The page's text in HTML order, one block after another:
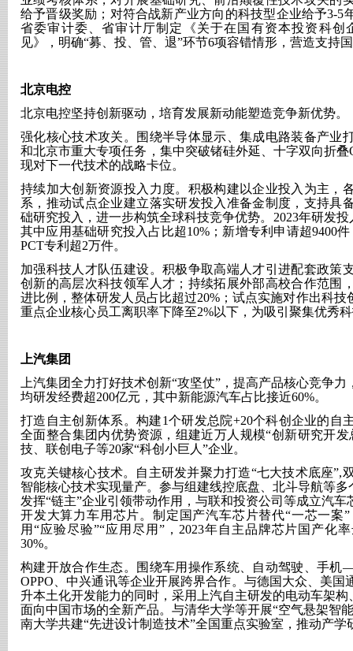
给予晋级奖励；对符合战新产业方向的科技型企业给予3-5
省委审计委、省审计厅制定《关于在国有资本投资科创
见》，明确“募、投、管、退”环节6项容错情形，营造支持
北京电控
北京电控坚持创新驱动，培育发展新动能塑造竞争新优势。
强化核心技术攻关。围绕半导体显示、集成电路装备产业
和北京市重大专项任务，集中突破锗硅外延、十字双向折叠
现对下一代技术的战略卡位。
持续加大创新资源投入力度。积极构建以企业投入为主，
系，推动试点企业建立落实研发投入准备金制度，支持具
础研究投入，进一步构筑全球科技竞争优势。 2023年研发
其中应用基础研究投入占比超10%；新增专利申请超9400
PCT专利超2万件。
加强科技人才队伍建设。积极争取高端人才引进配套政策
创新的高层次科技领军人才；持续拓展外部高校合作范围
进比例，整体研发人员占比超过20%；试点实施对作出科
重点企业核心员工离职率下降至2%以下，为吸引聚集优秀
上汽集团
上汽集团全力打好技术创新“攻坚仗”，提高产品核心竞争
均研发经费超200亿元，其中新能源汽车占比接近60%。
打造自主创新体系。构建1个研发总院+20个科创企业的自
全面整合集团内优势资源，组建近万人规模“创新研究开
技、联创电子等20家“科创小巨人”企业。
攻克关键核心技术。自主研发并聚力打造“七大技术底座”,
智能核心技术实现量产。参与组建线控底盘、北斗导航等
发挥“链主”企业引领带动作用，与联和投资公司等成立汽
开发大算力车用芯片。制定国产汽车芯片替代“一芯一案
用“应验尽验”“应用尽用”，2023年自主品牌芯片国产化
30%。
构建开放合作生态。围绕车用操作系统、自动驾驶、手机—
OPPO、中兴通讯等企业开展跨界合作。与德国大众、美
升本土化开发能力的同时，采用上汽自主研发的电动车架
面向中国市场的全新产品。与清华大学等开展“空气悬架智
南大学共建“先进设计制造技术”全国重点实验室，推动产学